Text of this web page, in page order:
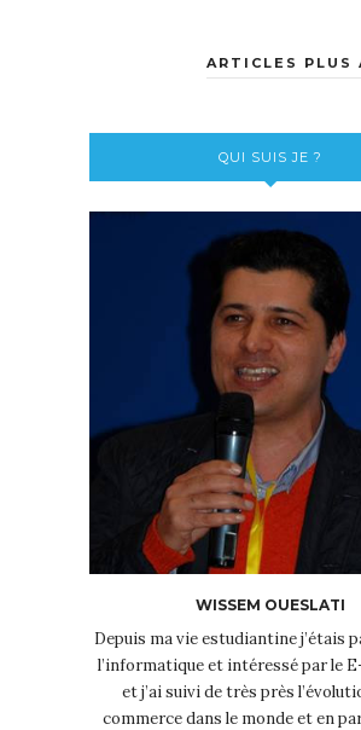
ARTICLES PLUS
QUI SUIS JE ?
WISSEM OUESLATI
Depuis ma vie estudiantine j’étais
l’informatique et intéressé par le
et j’ai suivi de très près
commerce dans le monde et en